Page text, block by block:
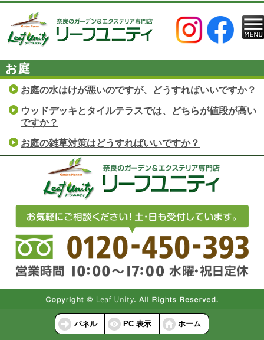
お庭
お庭の水はけが悪いのですが、どうすればいいですか？
ウッドデッキとタイルテラスでは、どちらが値段が高い
ですか？
お庭の雑草対策はどうすればいいですか？
パネル PC 表示 ホーム